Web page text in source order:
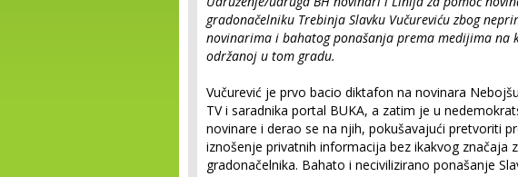
gradonačelniku Trebinja Slavku Vučureviću zbog
novinarima i bahatog ponašanja prema medijima na
održanoj u tom gradu.
Vučurević je prvo bacio diktafon na novinara
TV i saradnika portal BUKA, a zatim je u
novinare i derao se na njih, pokušavajući pretvoriti
iznošenje privatnih informacija bez ikakvog značaja
gradonačelnika. Bahato i necivilizirano ponašanje